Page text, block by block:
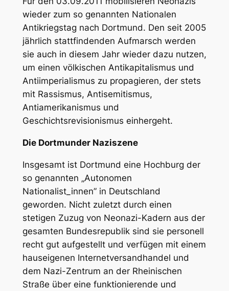
wieder zum so genannten Nationalen
Antikriegstag nach Dortmund. Den seit 2005
jährlich stattfindenden Aufmarsch werden
sie auch in diesem Jahr wieder dazu nutzen,
um einen völkischen Antikapitalismus und
Antiimperialismus zu propagieren, der stets
mit Rassismus, Antisemitismus,
Antiamerikanismus und
Geschichtsrevisionismus einhergeht.
Die Dortmunder Naziszene
Insgesamt ist Dortmund eine Hochburg der
so genannten „Autonomen
Nationalist_innen” in Deutschland
geworden. Nicht zuletzt durch einen
stetigen Zuzug von Neonazi-Kadern aus der
gesamten Bundesrepublik sind sie personell
recht gut aufgestellt und verfügen mit einem
hauseigenen Internetversandhandel und
dem Nazi-Zentrum an der Rheinischen
Straße über eine funktionierende und